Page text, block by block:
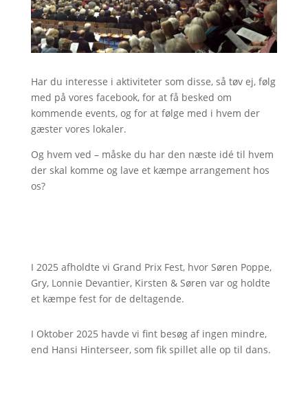
Har du interesse i aktiviteter som disse, så tøv ej, følg
med på vores facebook, for at få besked om
kommende events, og for at følge med i hvem der
gæster vores lokaler.
Og hvem ved – måske du har den næste idé til hvem
der skal komme og lave et kæmpe arrangement hos
os?
I 2025 afholdte vi Grand Prix Fest, hvor Søren Poppe,
Gry, Lonnie Devantier, Kirsten & Søren var og holdte
et kæmpe fest for de deltagende.
I Oktober 2025 havde vi fint besøg af ingen mindre,
end Hansi Hinterseer, som fik spillet alle op til dans.